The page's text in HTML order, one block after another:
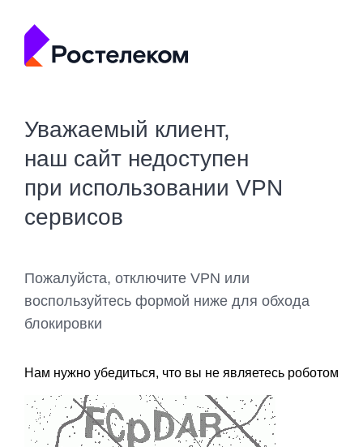
Уважаемый клиент,
наш сайт недоступен
при использовании VPN
сервисов
Пожалуйста, отключите VPN или
воспользуйтесь формой ниже для обхода
блокировки
Нам нужно убедиться, что вы не являетесь роботом